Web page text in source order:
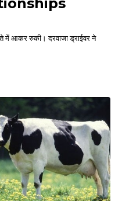
में आकर रुकी। दरवाजा ड्राईवर ने